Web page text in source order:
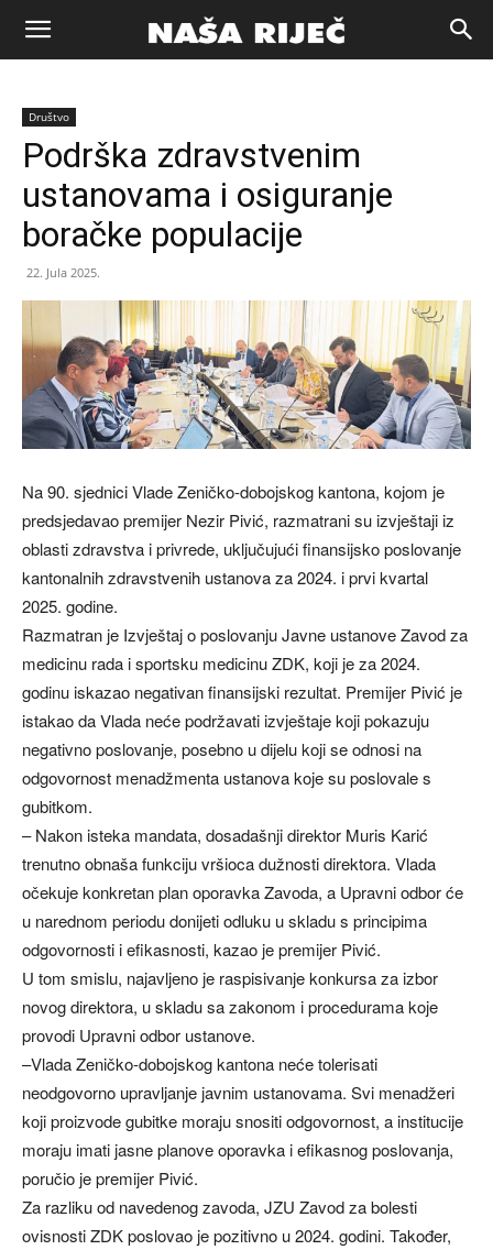
Naša
riječ
Zenica
Društvo
Podrška zdravstvenim
ustanovama i osiguranje
boračke populacije
22. Jula 2025.
Na 90. sjednici Vlade Zeničko-dobojskog kantona, kojom je
predsjedavao premijer Nezir Pivić, razmatrani su izvještaji iz
oblasti zdravstva i privrede, uključujući finansijsko poslovanje
kantonalnih zdravstvenih ustanova za 2024. i prvi kvartal
2025. godine.
Razmatran je Izvještaj o poslovanju Javne ustanove Zavod za
medicinu rada i sportsku medicinu ZDK, koji je za 2024.
godinu iskazao negativan finansijski rezultat. Premijer Pivić je
istakao da Vlada neće podržavati izvještaje koji pokazuju
negativno poslovanje, posebno u dijelu koji se odnosi na
odgovornost menadžmenta ustanova koje su poslovale s
gubitkom.
– Nakon isteka mandata, dosadašnji direktor Muris Karić
trenutno obnaša funkciju vršioca dužnosti direktora. Vlada
očekuje konkretan plan oporavka Zavoda, a Upravni odbor će
u narednom periodu donijeti odluku u skladu s principima
odgovornosti i efikasnosti, kazao je premijer Pivić.
U tom smislu, najavljeno je raspisivanje konkursa za izbor
novog direktora, u skladu sa zakonom i procedurama koje
provodi Upravni odbor ustanove.
–Vlada Zeničko-dobojskog kantona neće tolerisati
neodgovorno upravljanje javnim ustanovama. Svi menadžeri
koji proizvode gubitke moraju snositi odgovornost, a institucije
moraju imati jasne planove oporavka i efikasnog poslovanja,
poručio je premijer Pivić.
Za razliku od navedenog zavoda, JZU Zavod za bolesti
ovisnosti ZDK poslovao je pozitivno u 2024. godini. Također,